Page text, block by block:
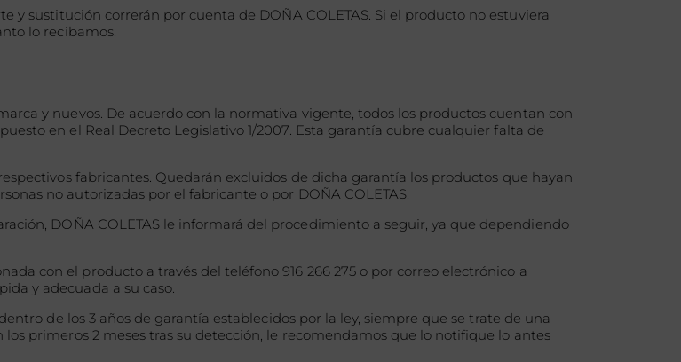
y sustitución correrán por cuenta de DOÑA COLETAS. Si el producto no estuviera
lo recibamos.
y nuevos. De acuerdo con la normativa vigente, todos los productos cuentan con
en el Real Decreto Legislativo 1/2007. Esta garantía cubre cualquier falta de
fabricantes. Quedarán excluidos de dicha garantía los productos que hayan
no autorizadas por el fabricante o por DOÑA COLETAS.
DOÑA COLETAS le informará del procedimiento a seguir, ya que dependiendo
con el producto a través del teléfono 916 266 275 o por correo electrónico a
y adecuada a su caso.
de los 3 años de garantía establecidos por la ley, siempre que se trate de una
primeros 2 meses tras su detección, le recomendamos que lo notifique lo antes